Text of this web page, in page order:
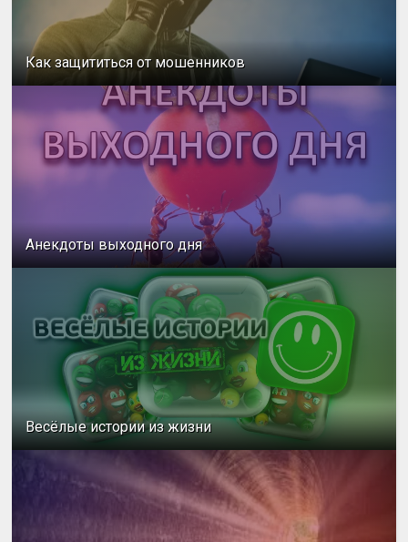
Как защититься от мошенников
Анекдоты выходного дня
Весёлые истории из жизни